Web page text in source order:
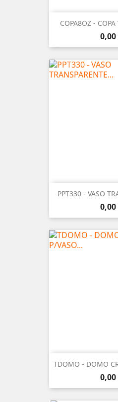
COPA8OZ -
0,00
PPT330 - VASO
0,00
TDOMO - DOMO
0,00